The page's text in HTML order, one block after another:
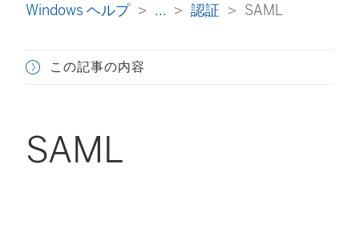
Windows ヘルプ
... 認証 SAML
この記事の内容
SAML